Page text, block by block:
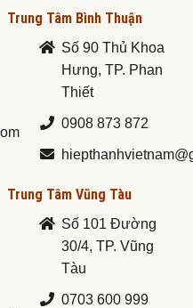
Trung Tâm Bình Thuận
Số 90 Thủ Khoa
Hưng, TP. Phan
Thiết
0908 873 872
Trung Tâm Vũng Tàu
Số 101 Đường
30/4, TP. Vũng
Tàu
0703 600 999